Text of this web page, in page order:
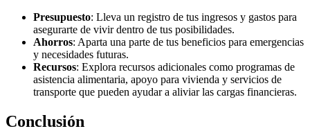
Presupuesto: Lleva un registro de tus ingresos y gastos para
asegurarte de vivir dentro de tus posibilidades.
Ahorros: Aparta una parte de tus beneficios para emergencias
y necesidades futuras.
Recursos: Explora recursos adicionales como programas de
asistencia alimentaria, apoyo para vivienda y servicios de
transporte que pueden ayudar a aliviar las cargas financieras.
Conclusión